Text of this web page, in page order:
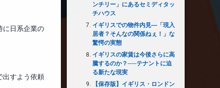
に日系企業の
出すよう依頼
ンチリー」にあるセミディタッ
チハウス
イギリスでの物件内見―「現入
居者？そんなの関係ねぇ！」な
驚愕の実態
イギリスの家賃は今後さらに高
騰するのか？──テナントに迫
る新たな現実
【保存版】イギリス・ロンドン